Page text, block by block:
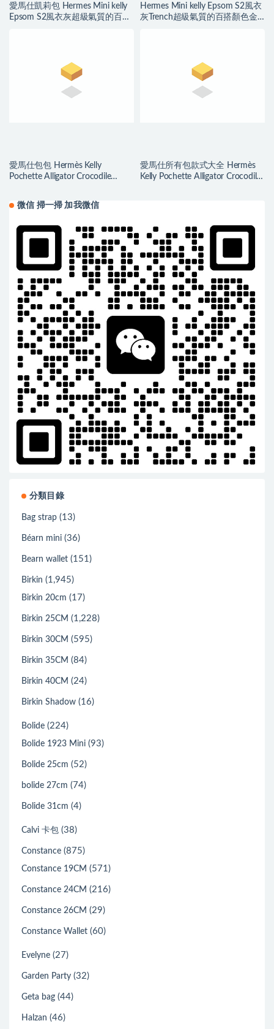
愛馬仕凱莉包 Hermes Mini kelly
Epsom S2風衣灰超級氣質的百搭
Hermes Mini kelly Epsom S2風衣
灰Trench超級氣質的百搭顏色金
愛馬仕包包 Hermès Kelly
Pochette Alligator Crocodile
愛馬仕所有包款式大全 Hermès
Kelly Pochette Alligator Crocodile
微信 掃一掃 加我微信
分類目錄
Bag strap (13)
Béarn mini (36)
Bearn wallet (151)
Birkin (1,945)
Birkin 20cm (17)
Birkin 25CM (1,228)
Birkin 30CM (595)
Birkin 35CM (84)
Birkin 40CM (24)
Birkin Shadow (16)
Bolide (224)
Bolide 1923 Mini (93)
Bolide 25cm (52)
bolide 27cm (74)
Bolide 31cm (4)
Calvi 卡包 (38)
Constance (875)
Constance 19CM (571)
Constance 24CM (216)
Constance 26CM (29)
Constance Wallet (60)
Evelyne (27)
Garden Party (32)
Geta bag (44)
Halzan (46)